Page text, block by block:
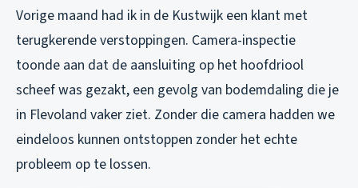
Vorige maand had ik in de Kustwijk een klant met
terugkerende verstoppingen. Camera-inspectie
toonde aan dat de aansluiting op het hoofdriool
scheef was gezakt, een gevolg van bodemdaling die je
in Flevoland vaker ziet. Zonder die camera hadden we
eindeloos kunnen ontstoppen zonder het echte
probleem op te lossen.